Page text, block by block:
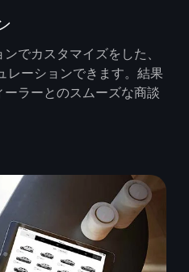
でカスタマイズをした、
レーションできます。結果
ラーとのスムーズな商談